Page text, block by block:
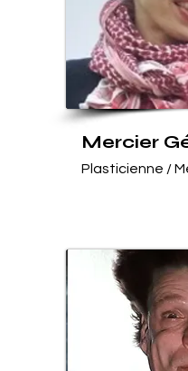
Mercier
Plasticienne /